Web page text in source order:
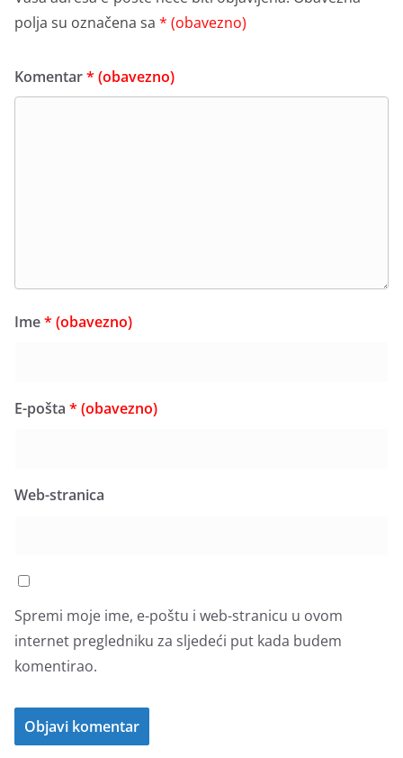
polja su označena sa * (obavezno)
Komentar* (obavezno)
Ime* (obavezno)
E-pošta * (obavezno)
Web-stranica
Spremi moje ime, e-poštu i web-stranicu u ovom
internet pregledniku za sljedeći put kada budem
komentirao.